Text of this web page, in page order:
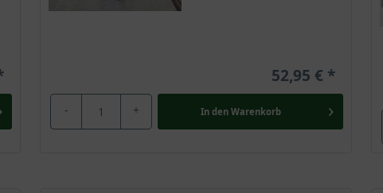
52,95 €
- + In den Warenkorb